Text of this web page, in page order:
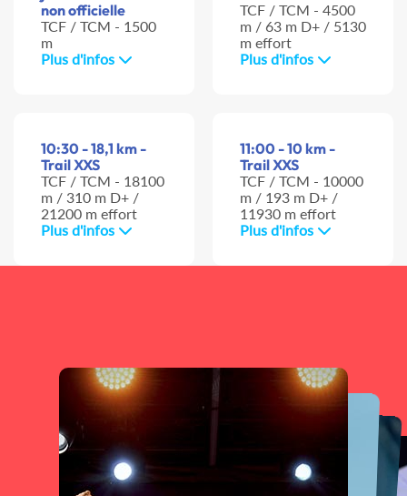
non officielle
TCF / TCM - 1500
m
Plus d'infos
TCF / TCM - 4500
m / 63 m D+ / 5130
m effort
Plus d'infos
10:30 - 18,1 km -
Trail XXS
TCF / TCM - 18100
m / 310 m D+ /
21200 m effort
Plus d'infos
11:00 - 10 km -
Trail XXS
TCF / TCM - 10000
m / 193 m D+ /
11930 m effort
Plus d'infos